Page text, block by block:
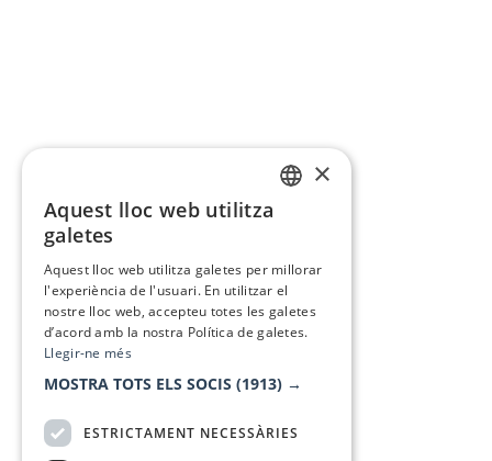
×
Aquest lloc web utilitza
galetes
Aquest lloc web utilitza galetes per millorar
l'experiència de l'usuari. En utilitzar el
nostre lloc web, accepteu totes les galetes
d’acord amb la nostra Política de galetes.
Llegir-ne més
MOSTRA TOTS ELS SOCIS (1913) →
ESTRICTAMENT NECESSÀRIES